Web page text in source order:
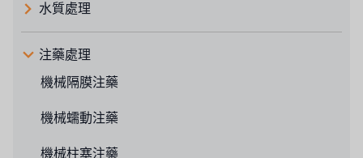
水質處理
注藥處理
機械隔膜注藥
機械蠕動注藥
機械柱塞注藥